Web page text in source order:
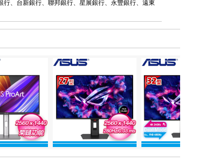
、台新銀行、聯邦銀行、星展銀行、永豐銀行、遠東